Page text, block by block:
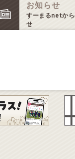
お知らせ
すーまるnetから
せ